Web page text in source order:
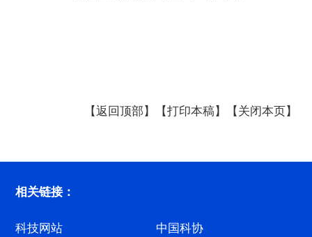
【返回顶部】 【打印本稿】 【关闭本页】
相关链接：
科技网站 中国科协